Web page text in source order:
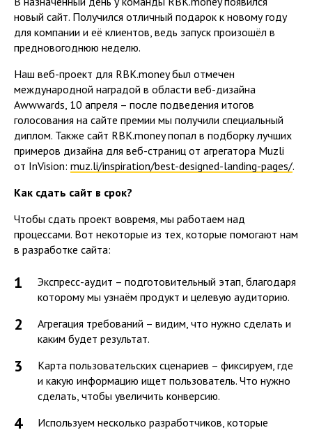
новый сайт. Получился отличный подарок к новому году
для компании и её клиентов, ведь запуск произошёл в
предновогоднюю неделю.
Наш веб-проект для RBK.money был отмечен
международной наградой в области веб-дизайна
Awwwards, 10 апреля – после подведения итогов
голосования на сайте премии мы получили специальный
диплом. Также сайт RBK.money попал в подборку лучших
примеров дизайна для веб-страниц от агрегатора Muzli
от InVision: muz.li/inspiration/best-designed-landing-pages/.
Как сдать сайт в срок?
Чтобы сдать проект вовремя, мы работаем над
процессами. Вот некоторые из тех, которые помогают нам
в разработке сайта:
Экспресс-аудит – подготовительный этап, благодаря
которому мы узнаём продукт и целевую аудиторию.
Агрегация требований – видим, что нужно сделать и
каким будет результат.
Карта пользовательских сценариев – фиксируем, где
и какую информацию ищет пользователь. Что нужно
сделать, чтобы увеличить конверсию.
Используем несколько разработчиков, которые